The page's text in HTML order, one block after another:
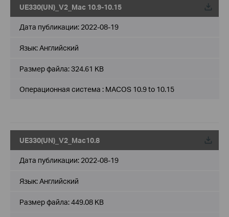
UE330(UN)_V2_Mac 10.9-10.15
Дата публикации: 2022-08-19
Язык:Английский
Размер файла:324.61 KB
Операционная система : MACOS 10.9 to 10.15
UE330(UN)_V2_Mac10.8
Дата публикации: 2022-08-19
Язык:Английский
Размер файла:449.08 KB